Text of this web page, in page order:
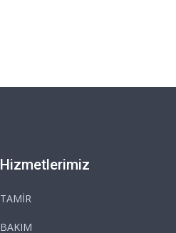
Hizmetlerimiz
TAMİR
BAKIM